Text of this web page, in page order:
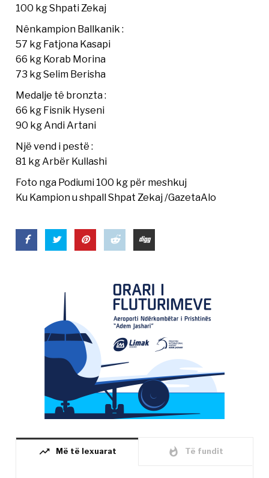
100 kg Shpati Zekaj
Nênkampion Ballkanik :
57 kg Fatjona Kasapi
66 kg Korab Morina
73 kg Selim Berisha
Medalje tê bronzta :
66 kg Fisnik Hyseni
90 kg Andi Artani
Një vend i pestë :
81 kg Arbër Kullashi
Foto nga Podiumi 100 kg për meshkuj
Ku Kampion u shpall Shpat Zekaj /GazetaAlo
trending_up Më të lexuarat whatshot Të fundit